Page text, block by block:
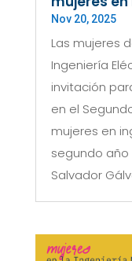
Nov 20, 2025
Las mujeres
Ingeniería
invitación
en el
mujeres en
segundo
Salvador